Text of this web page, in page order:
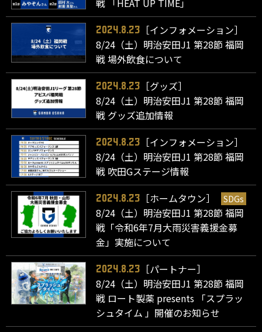
戦 「HEAT UP TIME」
2024.8.23
［インフォメーション］
8/24（土）明治安田J1 第28節 福岡
戦 場外飲食について
2024.8.23
［グッズ］
8/24（土）明治安田J1 第28節 福岡
戦 グッズ追加情報
2024.8.23
［インフォメーション］
8/24（土）明治安田J1 第28節 福岡
戦 吹田Gステージ情報
2024.8.23 ［ホームタウン］ SDGs
8/24（土）明治安田J1 第28節 福岡
戦「令和6年7月大雨災害義援金募
金」実施について
2024.8.23
［パートナー］
8/24（土）明治安田J1 第28節 福岡
戦 ロート製薬 presents 「スプラッ
シュタイム 」開催のお知らせ